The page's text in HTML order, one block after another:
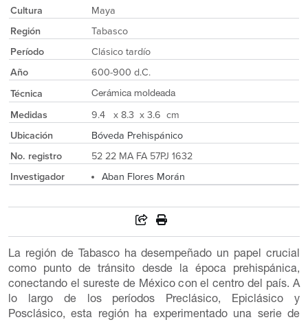
Cultura
Maya
Región
Tabasco
Período
Clásico tardío
Año
600-900 d.C.
Técnica
Cerámica moldeada
Medidas
9.4 x 8.3 x 3.6 cm
Ubicación
Bóveda Prehispánico
No. registro
52 22 MA FA 57PJ 1632
Investigador
Aban Flores Morán
La región de Tabasco ha desempeñado un papel crucial
como punto de tránsito desde la época prehispánica,
conectando el sureste de México con el centro del país. A
lo largo de los períodos Preclásico, Epiclásico y
Posclásico, esta región ha experimentado una serie de